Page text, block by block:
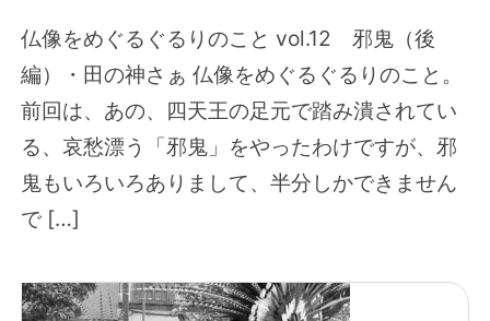
仏像をめぐるぐるりのこと vol.12 邪鬼（後
編）・田の神さぁ 仏像をめぐるぐるりのこと。
前回は、あの、四天王の足元で踏み潰されてい
る、哀愁漂う「邪鬼」をやったわけですが、邪
鬼もいろいろありまして、半分しかできません
で […]